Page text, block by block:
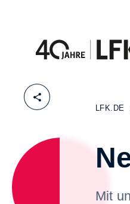
Zum Inhalt springen
LFK.DE
Mit